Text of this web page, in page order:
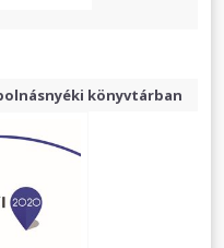
könyvtárban